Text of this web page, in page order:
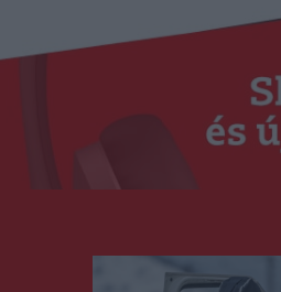
Műsorok
Duma Duba
Podcast és videók
Stáb
Kapcsolat